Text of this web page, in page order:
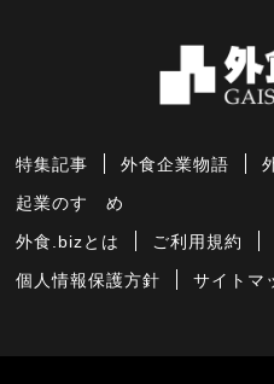
特集記事 外食企業物語
起業のすゝめ
外食.bizとは ご利用規約
個人情報保護方針 サイトマ